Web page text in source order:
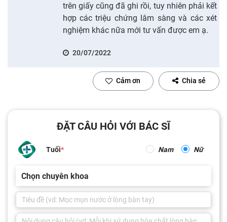
trên giấy cũng đã ghi rồi, tuy nhiên phải kết
hợp các triệu chứng lâm sàng và các xét
nghiệm khác nữa mới tư vấn được em ạ.
20/07/2022
Cảm ơn Chia sẻ
ĐẶT CÂU HỎI VỚI BÁC SĨ
Tuổi Nam Nữ
Chọn chuyên khoa